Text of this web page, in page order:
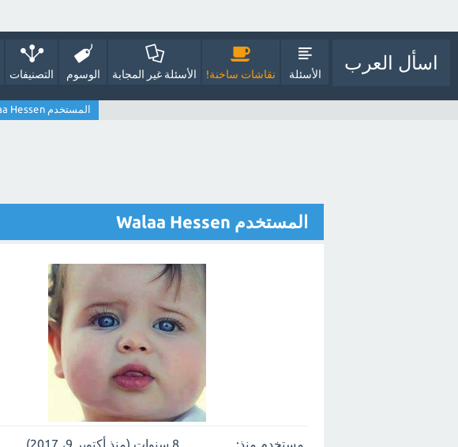
اسأل العرب
الأسئلة نقاشات ساخنة! الأسئلة غير المجابة الوسوم التصنيفات
المستخدم Walaa Hessen
المستخدم Walaa Hessen
مستخدم منذ: 8 سنوات (منذ أكتوبر 9، 2017)